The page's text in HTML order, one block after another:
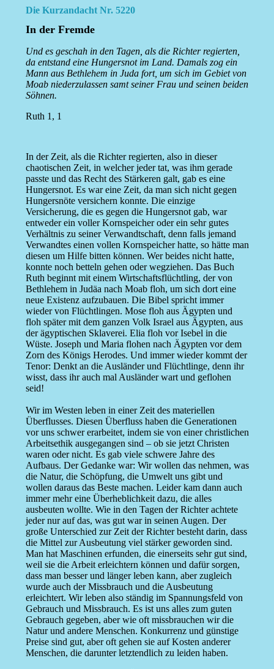
Die Kurzandacht Nr. 5220
In der Fremde
Und es geschah in den Tagen, als die Richter regierten,
da entstand eine Hungersnot im Land. Damals zog ein
Mann aus Bethlehem in Juda fort, um sich im Gebiet von
Moab niederzulassen samt seiner Frau und seinen beiden
Söhnen.
Ruth 1, 1
In der Zeit, als die Richter regierten, also in dieser
chaotischen Zeit, in welcher jeder tat, was ihm gerade
passte und das Recht des Stärkeren galt, gab es eine
Hungersnot. Es war eine Zeit, da man sich nicht gegen
Hungersnöte versichern konnte. Die einzige
Versicherung, die es gegen die Hungersnot gab, war
entweder ein voller Kornspeicher oder ein sehr gutes
Verhältnis zu seiner Verwandtschaft, denn falls jemand
Verwandtes einen vollen Kornspeicher hatte, so hätte man
diesen um Hilfe bitten können. Wer beides nicht hatte,
konnte noch betteln gehen oder wegziehen. Das Buch
Ruth beginnt mit einem Wirtschaftsflüchtling, der von
Bethlehem in Judäa nach Moab floh, um sich dort eine
neue Existenz aufzubauen. Die Bibel spricht immer
wieder von Flüchtlingen. Mose floh aus Ägypten und
floh später mit dem ganzen Volk Israel aus Ägypten, aus
der ägyptischen Sklaverei. Elia floh vor Isebel in die
Wüste. Joseph und Maria flohen nach Ägypten vor dem
Zorn des Königs Herodes. Und immer wieder kommt der
Tenor: Denkt an die Ausländer und Flüchtlinge, denn ihr
wisst, dass ihr auch mal Ausländer wart und geflohen
seid!
Wir im Westen leben in einer Zeit des materiellen
Überflusses. Diesen Überfluss haben die Generationen
vor uns schwer erarbeitet, indem sie von einer christlichen
Arbeitsethik ausgegangen sind – ob sie jetzt Christen
waren oder nicht. Es gab viele schwere Jahre des
Aufbaus. Der Gedanke war: Wir wollen das nehmen, was
die Natur, die Schöpfung, die Umwelt uns gibt und
wollen daraus das Beste machen. Leider kam dann auch
immer mehr eine Überheblichkeit dazu, die alles
ausbeuten wollte. Wie in den Tagen der Richter achtete
jeder nur auf das, was gut war in seinen Augen. Der
große Unterschied zur Zeit der Richter besteht darin, dass
die Mittel zur Ausbeutung viel stärker geworden sind.
Man hat Maschinen erfunden, die einerseits sehr gut sind,
weil sie die Arbeit erleichtern können und dafür sorgen,
dass man besser und länger leben kann, aber zugleich
wurde auch der Missbrauch und die Ausbeutung
erleichtert. Wir leben also ständig im Spannungsfeld von
Gebrauch und Missbrauch. Es ist uns alles zum guten
Gebrauch gegeben, aber wie oft missbrauchen wir die
Natur und andere Menschen. Konkurrenz und günstige
Preise sind gut, aber oft gehen sie auf Kosten anderer
Menschen, die darunter letztendlich zu leiden haben.